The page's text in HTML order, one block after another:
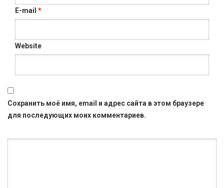
E-mail *
Website
Сохранить моё имя, email и адрес сайта в этом браузере
для последующих моих комментариев.